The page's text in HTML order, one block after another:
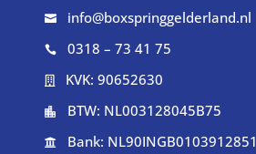
 info@boxspringgelderland.nl
 0318 – 73 41 75
 KVK: 90652630
 BTW: NL003128045B75
 Bank: NL90INGB0103912851